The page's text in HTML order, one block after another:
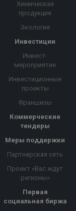
Химическая
продукция
Экология
Инвестиции
Инвест-
мероприятия
Инвестиционные
проекты
Франшизы
Коммерческие
тендеры
Меры поддержки
Партнерская сеть
Проект «Вас ждут
регионы»
Первая
социальная биржа